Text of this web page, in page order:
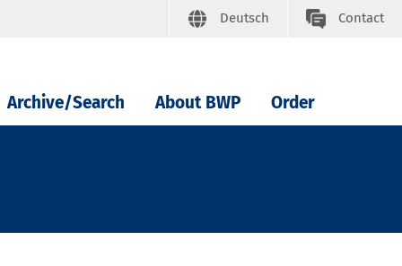
Deutsch Contact
Archive/Search About BWP Order